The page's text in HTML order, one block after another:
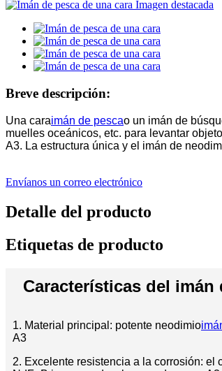
Breve descripción:
Una caraimán de pescao un imán de
muelles oceánicos, etc. para levantar
A3. La estructura única y el imán de
Envíanos un correo electrónico
Detalle del producto
Etiquetas de producto
Características del imán
1. Material principal: potente neodimio
A3
2. Excelente resistencia a la corrosión: el